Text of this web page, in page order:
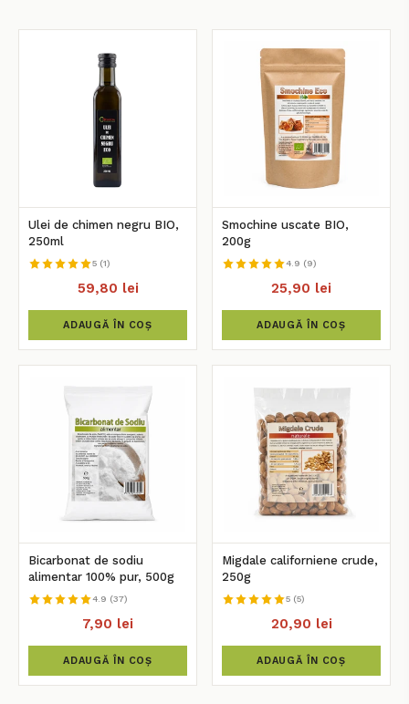
Ulei de chimen negru BIO,
250ml
5 (1)
59,80 lei
ADAUGĂ ÎN COȘ
Smochine uscate BIO,
200g
4.9 (9)
25,90 lei
ADAUGĂ ÎN COȘ
Bicarbonat de sodiu
alimentar 100% pur, 500g
4.9 (37)
7,90 lei
ADAUGĂ ÎN COȘ
Migdale californiene crude,
250g
5 (5)
20,90 lei
ADAUGĂ ÎN COȘ